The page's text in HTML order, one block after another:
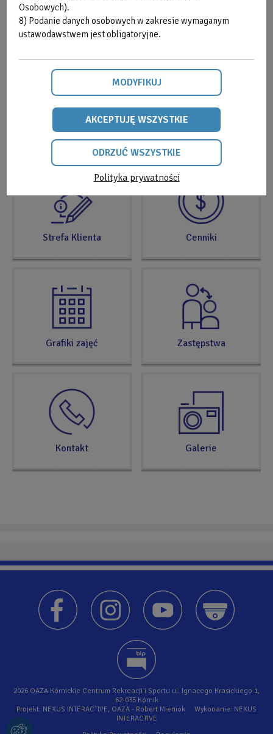
ZAPISY
segmentu
2026-07-01
Grafik Zajęć Fitness
SPRAWDŹ
TERAZ
Strefa Klienta Cenniki
Grafiki zajęć Zastępstwa
Kontakt Galerie
2026 OAZA Kórnickie Centrum Rekreacji i Sportu ul. Ignacego Krasickiego 1,
62-035 Kórnik
Projekt: NEXUS INTERACTIVE, OAZA - Robert Mieniok Wykonanie: NEXUS
INTERACTIVE
Osobowych).
8) Podanie danych osobowych w zakresie wymaganym
ustawodawstwem jest obligatoryjne.
MODYFIKUJ
Polityka prywatności
ODRZUĆ WSZYSTKIE
WSZYSTKIE
AKCEPTUJĘ WSZYSTKIE